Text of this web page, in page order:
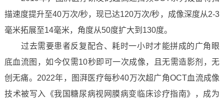
描速度提升至40万次/秒，现已达120万次/秒，成像深度从2-3
毫米拓展至14毫米，角度从50度扩大到130度。
过去需要患者反复配合、耗时一小时才能拼成的广角眼
底血流图，如今仅需10秒即可一次成像，且无需造影剂，无
创无痛。2022年，图湃医疗每秒40万次超广角OCT血流成像
技术被写入《我国糖尿病视网膜病变临床诊疗指南》，成为